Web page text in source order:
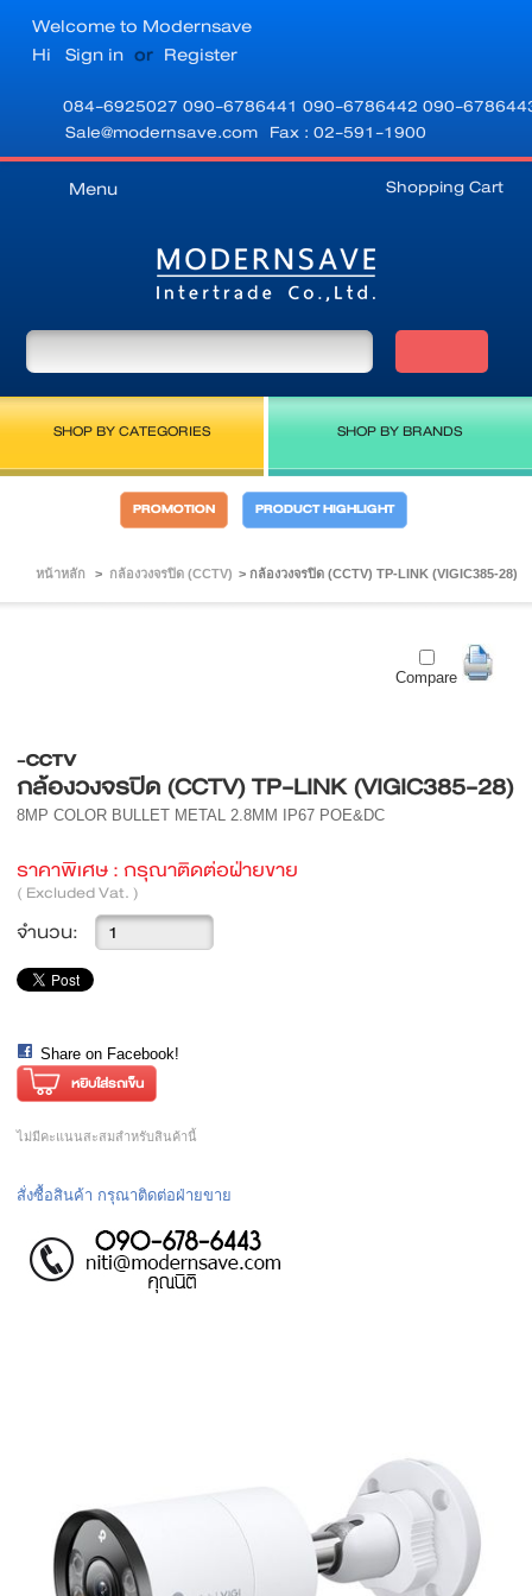
Welcome to Modernsave
Hi Sign in or Register
084-6925027 090-6786441 090-6786442 090-
Sale@modernsave.com Fax : 02-591-1900
Shopping Cart
Menu
SHOP BY CATEGORIES SHOP BY BRANDS
PROMOTION PRODUCT HIGHLIGHT
หน้าหลัก > กล้องวงจรปิด (CCTV) > กล้องวงจรปิด (CCTV) TP-LINK (VIGIC385-28)
Compare
-CCTV
กล้องวงจรปิด (CCTV) TP-LINK (VIGIC385-28)
8MP COLOR BULLET METAL 2.8MM IP67 POE&DC
ราคาพิเศษ : กรุณาติดต่อฝ่ายขาย
( Excluded Vat. )
จำนวน:
Share on Facebook!
ไม่มีคะแนนสะสมสำหรับสินค้านี้
สั่งซื้อสินค้า กรุณาติดต่อฝ่ายขาย